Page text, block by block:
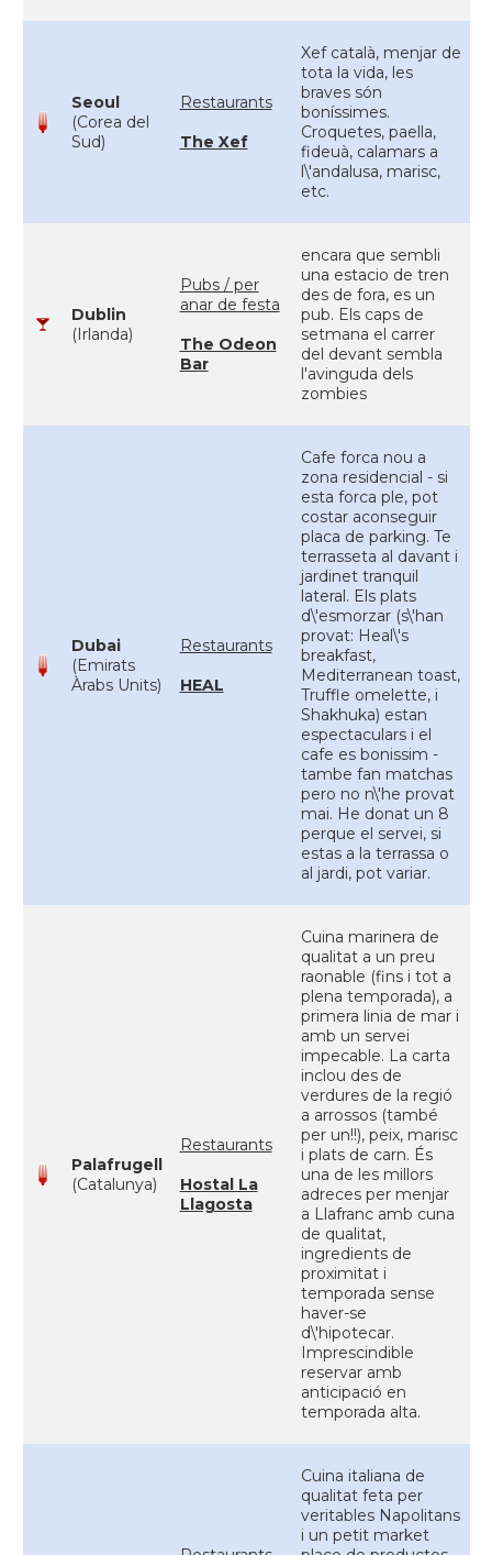
Seoul
(Corea del
Sud)
Restaurants
The Xef
Xef català, menjar de
tota la vida, les
braves són
boníssimes.
Croquetes, paella,
fideuà, calamars a
l\'andalusa, marisc,
etc.
Dublin
(Irlanda)
Pubs / per
anar de festa
The Odeon
Bar
encara que sembli
una estacio de tren
des de fora, es un
pub. Els caps de
setmana el carrer
del devant sembla
l'avinguda dels
zombies
Dubai
(Emirats
Àrabs Units)
Restaurants
HEAL
Cafe forca nou a
zona residencial - si
esta forca ple, pot
costar aconseguir
placa de parking. Te
terrasseta al davant i
jardinet tranquil
lateral. Els plats
d\'esmorzar (s\'han
provat: Heal\'s
breakfast,
Mediterranean toast,
Truffle omelette, i
Shakhuka) estan
espectaculars i el
cafe es bonissim -
tambe fan matchas
pero no n\'he provat
mai. He donat un 8
perque el servei, si
estas a la terrassa o
al jardi, pot variar.
Palafrugell
(Catalunya)
Restaurants
Hostal La
Llagosta
Cuina marinera de
qualitat a un preu
raonable (fins i tot a
plena temporada), a
primera linia de mar i
amb un servei
impecable. La carta
inclou des de
verdures de la regió
a arrossos (també
per un!!), peix, marisc
i plats de carn. És
una de les millors
adreces per menjar
a Llafranc amb cuna
de qualitat,
ingredients de
proximitat i
temporada sense
haver-se
d\'hipotecar.
Imprescindible
reservar amb
anticipació en
temporada alta.
Cuina italiana de
qualitat feta per
veritables Napolitans
i un petit market